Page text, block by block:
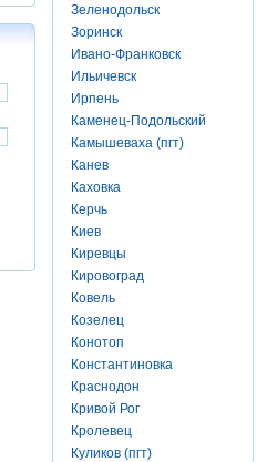
Зеленодольск
Зоринск
Ивано-Франковск
Ильичевск
Ирпень
Каменец-Подольский
Камышеваха (пгт)
Канев
Каховка
Керчь
Киев
Киревцы
Кировоград
Ковель
Козелец
Конотоп
Константиновка
Краснодон
Кривой Рог
Кролевец
Куликов (пгт)